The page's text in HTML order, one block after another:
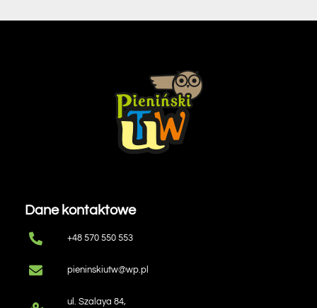
Dane kontaktowe
+48 570 550 553
pieninskiutw@wp.pl
ul. Szalaya 84,